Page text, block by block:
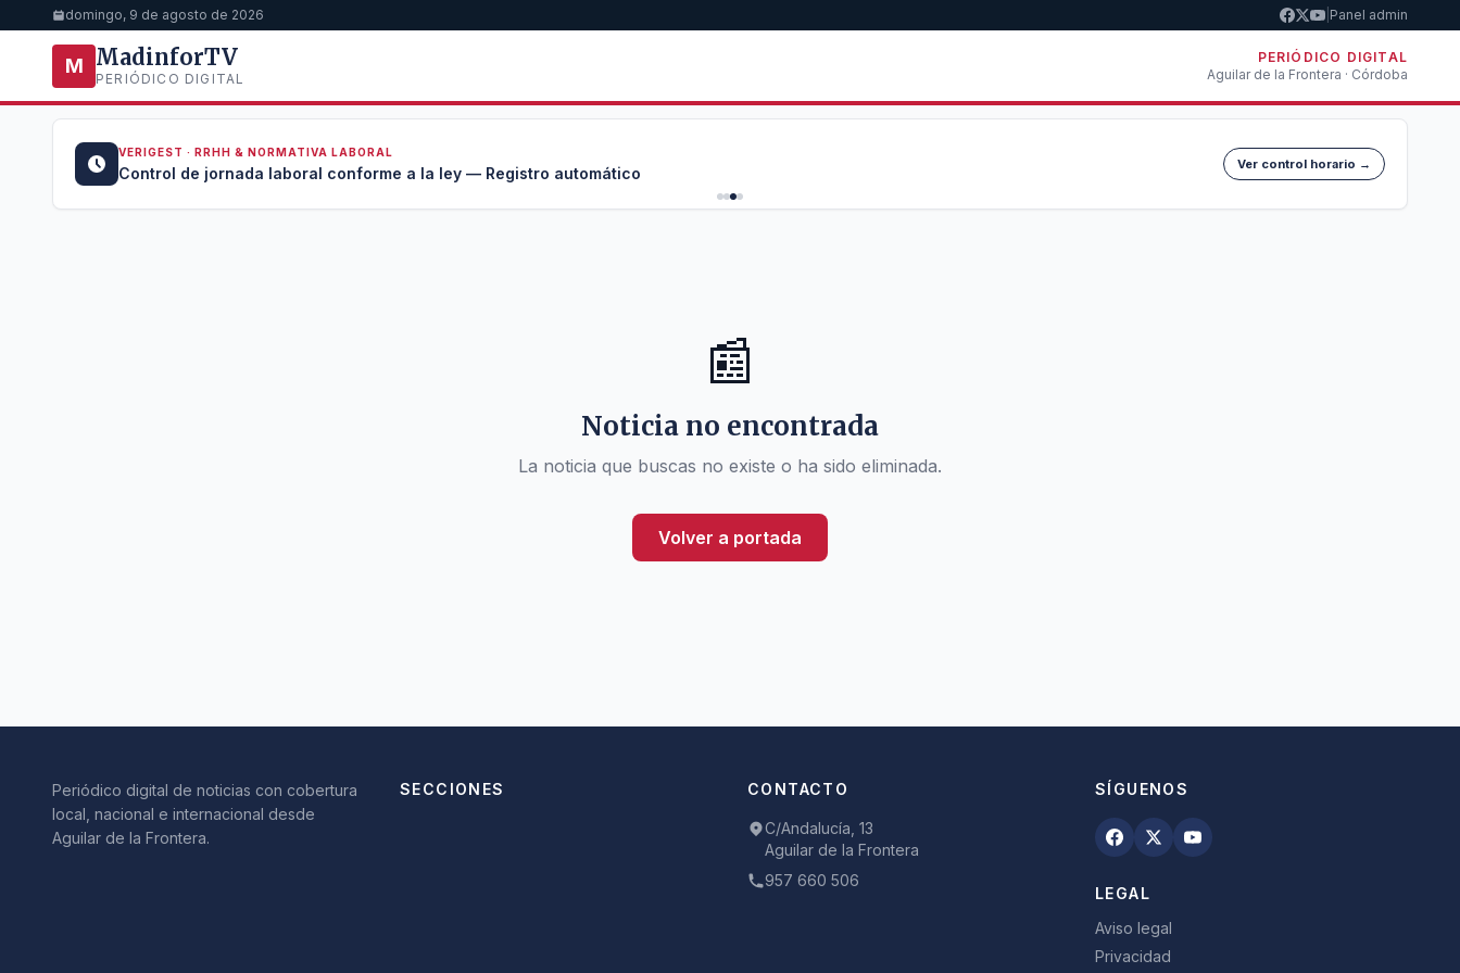
domingo, 9 de agosto de 2026 Panel admin
M MadinforTV
PERIÓDICO DIGITAL
PERIÓDICO DIGITAL
Aguilar de la Frontera · Córdoba
VERIGEST · RRHH & NORMATIVA LABORAL
Control de jornada laboral conforme a la ley — Registro automático Ver control horario →
📰
Noticia no encontrada
La noticia que buscas no existe o ha sido eliminada.
Volver a portada
Periódico digital de noticias con cobertura
local, nacional e internacional desde
Aguilar de la Frontera.
SECCIONES CONTACTO
C/Andalucía, 13
Aguilar de la Frontera
957 660 506
SÍGUENOS
LEGAL
Aviso legal
Privacidad